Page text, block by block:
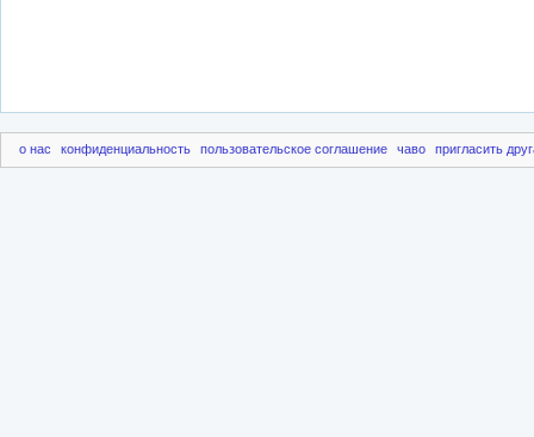
о нас конфиденциальность пользовательское соглашение чаво пригласить